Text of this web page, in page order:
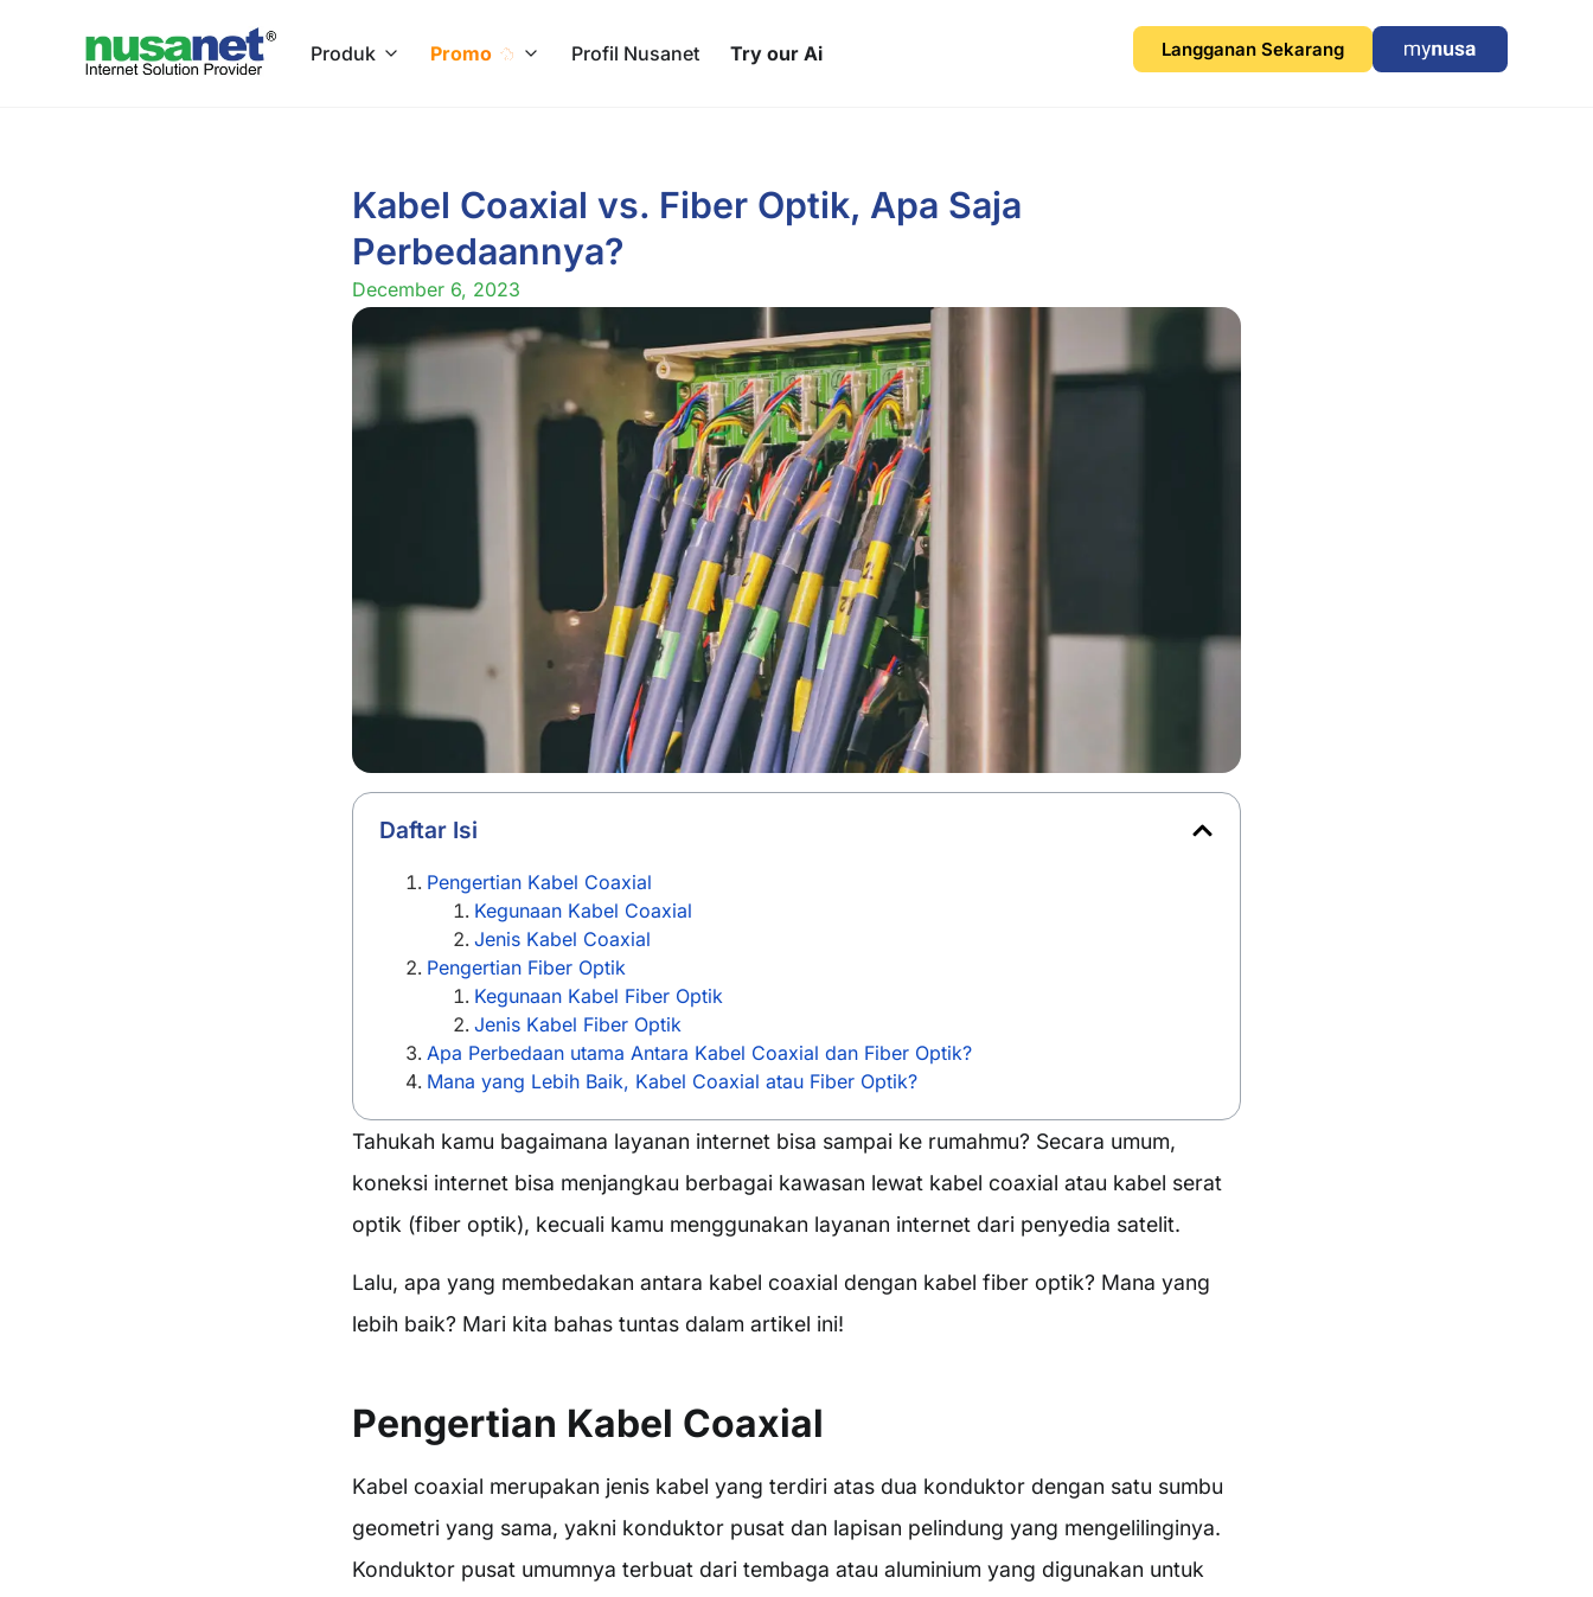
Produk Promo Profil Nusanet Try our Ai Langganan Sekarang
Kabel Coaxial vs. Fiber Optik, Apa Saja
Perbedaannya?
December 6, 2023
Daftar Isi
Pengertian Kabel Coaxial
Kegunaan Kabel Coaxial
Jenis Kabel Coaxial
Pengertian Fiber Optik
Kegunaan Kabel Fiber Optik
Jenis Kabel Fiber Optik
Apa Perbedaan utama Antara Kabel Coaxial dan Fiber Optik?
Mana yang Lebih Baik, Kabel Coaxial atau Fiber Optik?
Tahukah kamu bagaimana layanan internet bisa sampai ke rumahmu? Secara umum,
koneksi internet bisa menjangkau berbagai kawasan lewat kabel coaxial atau kabel serat
optik (fiber optik), kecuali kamu menggunakan layanan internet dari penyedia satelit.
Lalu, apa yang membedakan antara kabel coaxial dengan kabel fiber optik? Mana yang
lebih baik? Mari kita bahas tuntas dalam artikel ini!
Pengertian Kabel Coaxial
Kabel coaxial merupakan jenis kabel yang terdiri atas dua konduktor dengan satu sumbu
geometri yang sama, yakni konduktor pusat dan lapisan pelindung yang mengelilinginya.
Konduktor pusat umumnya terbuat dari tembaga atau aluminium yang digunakan untuk